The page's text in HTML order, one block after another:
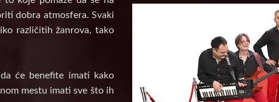
dobra atmosfera. Svaki
različitih žanrova, tako
će benefite imati kako
mestu imati sve što ih